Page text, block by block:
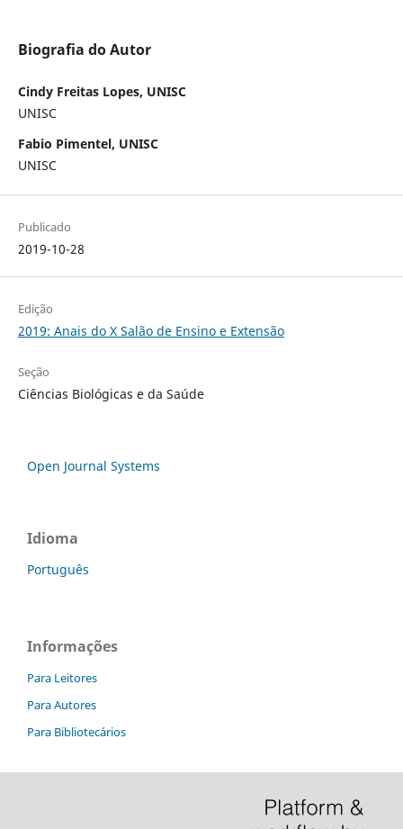
Biografia do Autor
Cindy Freitas Lopes, UNISC
UNISC
Fabio Pimentel, UNISC
UNISC
Publicado
2019-10-28
Edição
2019: Anais do X Salão de Ensino e Extensão
Seção
Ciências Biológicas e da Saúde
Open Journal Systems
Idioma
Português
Informações
Para Leitores
Para Autores
Para Bibliotecários